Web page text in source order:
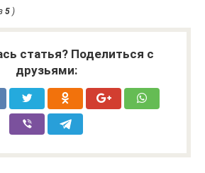
5 )
статья? Поделиться с
друзьями: